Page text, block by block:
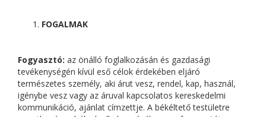
FOGALMAK
Fogyasztó: az önálló foglalkozásán és gazdasági
tevékenységén kívül eső célok érdekében eljáró
természetes személy, aki árut vesz, rendel, kap, használ,
igénybe vesz vagy az áruval kapcsolatos kereskedelmi
kommunikáció, ajánlat címzettje. A békéltető testületre